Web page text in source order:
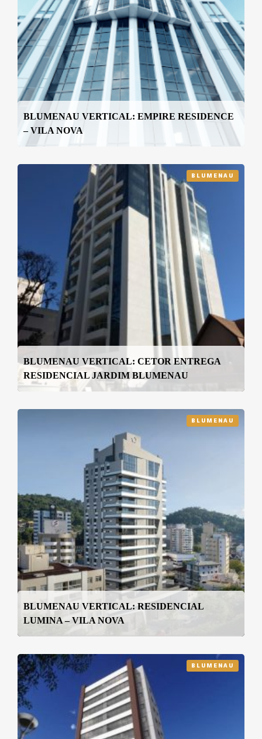
BLUMENAU VERTICAL: EMPIRE RESIDENCE
– VILA NOVA
BLUMENAU
BLUMENAU VERTICAL: CETOR ENTREGA
RESIDENCIAL JARDIM BLUMENAU
BLUMENAU
BLUMENAU VERTICAL: RESIDENCIAL
LUMINA – VILA NOVA
BLUMENAU